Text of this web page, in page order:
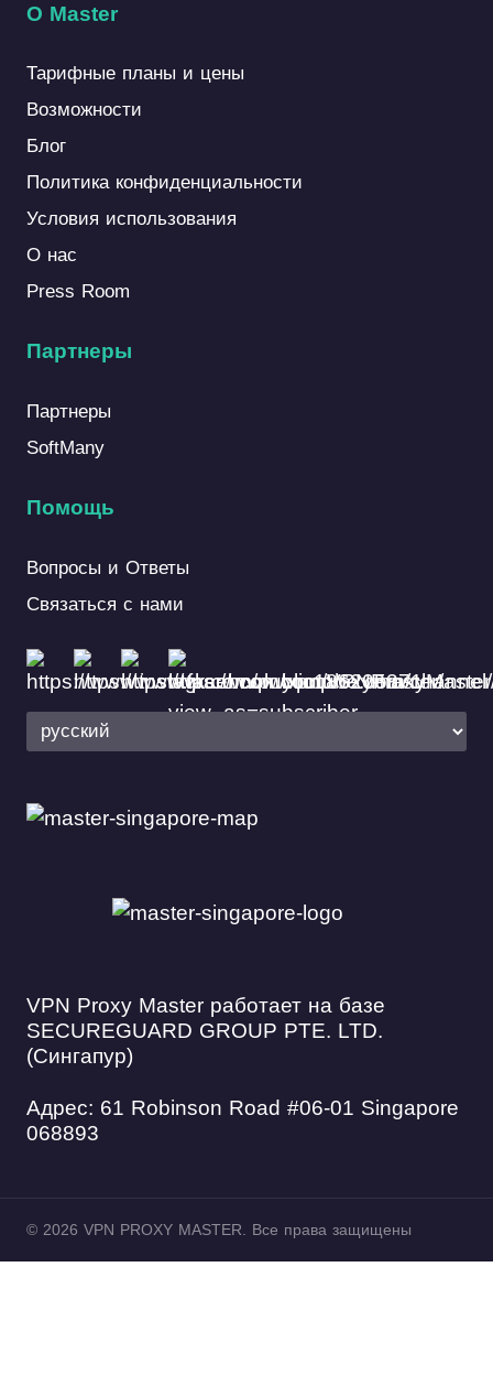
О Master
Тарифные планы и цены
Возможности
Блог
Политика конфиденциальности
Условия использования
О нас
Press Room
Партнеры
Партнеры
SoftMany
Помощь
Вопросы и Ответы
Связаться с нами
VPN Proxy Master работает на базе
SECUREGUARD GROUP PTE. LTD.
(Сингапур)
Адрес: 61 Robinson Road #06-01 Singapore
068893
© 2026 VPN PROXY MASTER. Все права защищены